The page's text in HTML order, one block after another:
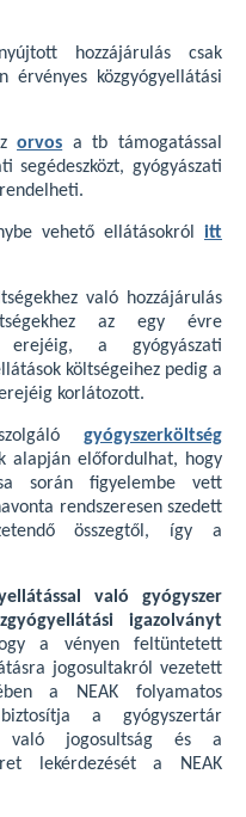
hozzájárulás csak
közgyógyellátási
orvos a tb támogatással
segédeszközt, gyógyászati
vehető ellátásokról itt
való hozzájárulás
az egy évre
a gyógyászati
költségeihez pedig a
korlátozott.
gyógyszerköltség
alapján előfordulhat, hogy
során figyelembe vett
rendszeresen szedett
összegtől, így a
való gyógyszer
igazolványt
a vényen feltüntetett
jogosultakról vezetett
a NEAK folyamatos
a gyógyszertár
való jogosultság és a
lekérdezését a NEAK